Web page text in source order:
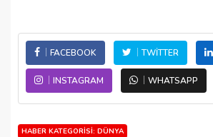
FACEBOOK TWITTER
INSTAGRAM WHATSAPP
HABER KATEGORISI: DÜNYA